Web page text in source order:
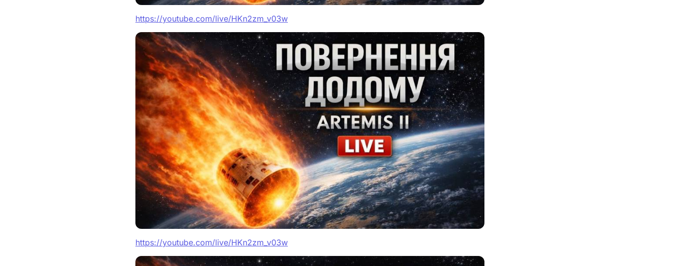
https://youtube.com/live/HKn2zm_v03w
https://youtube.com/live/HKn2zm_v03w